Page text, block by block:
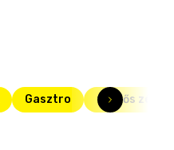
Gasztro fördős zé